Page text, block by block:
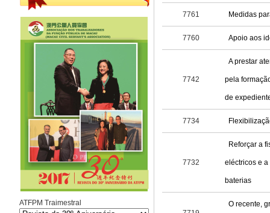
ATFPM Traimestral
7761 Medidas
7760 Apoio aos
7742
A prestar
pela
de
7734
7732
Reforçar a
eléctricos e
baterias
O recente,